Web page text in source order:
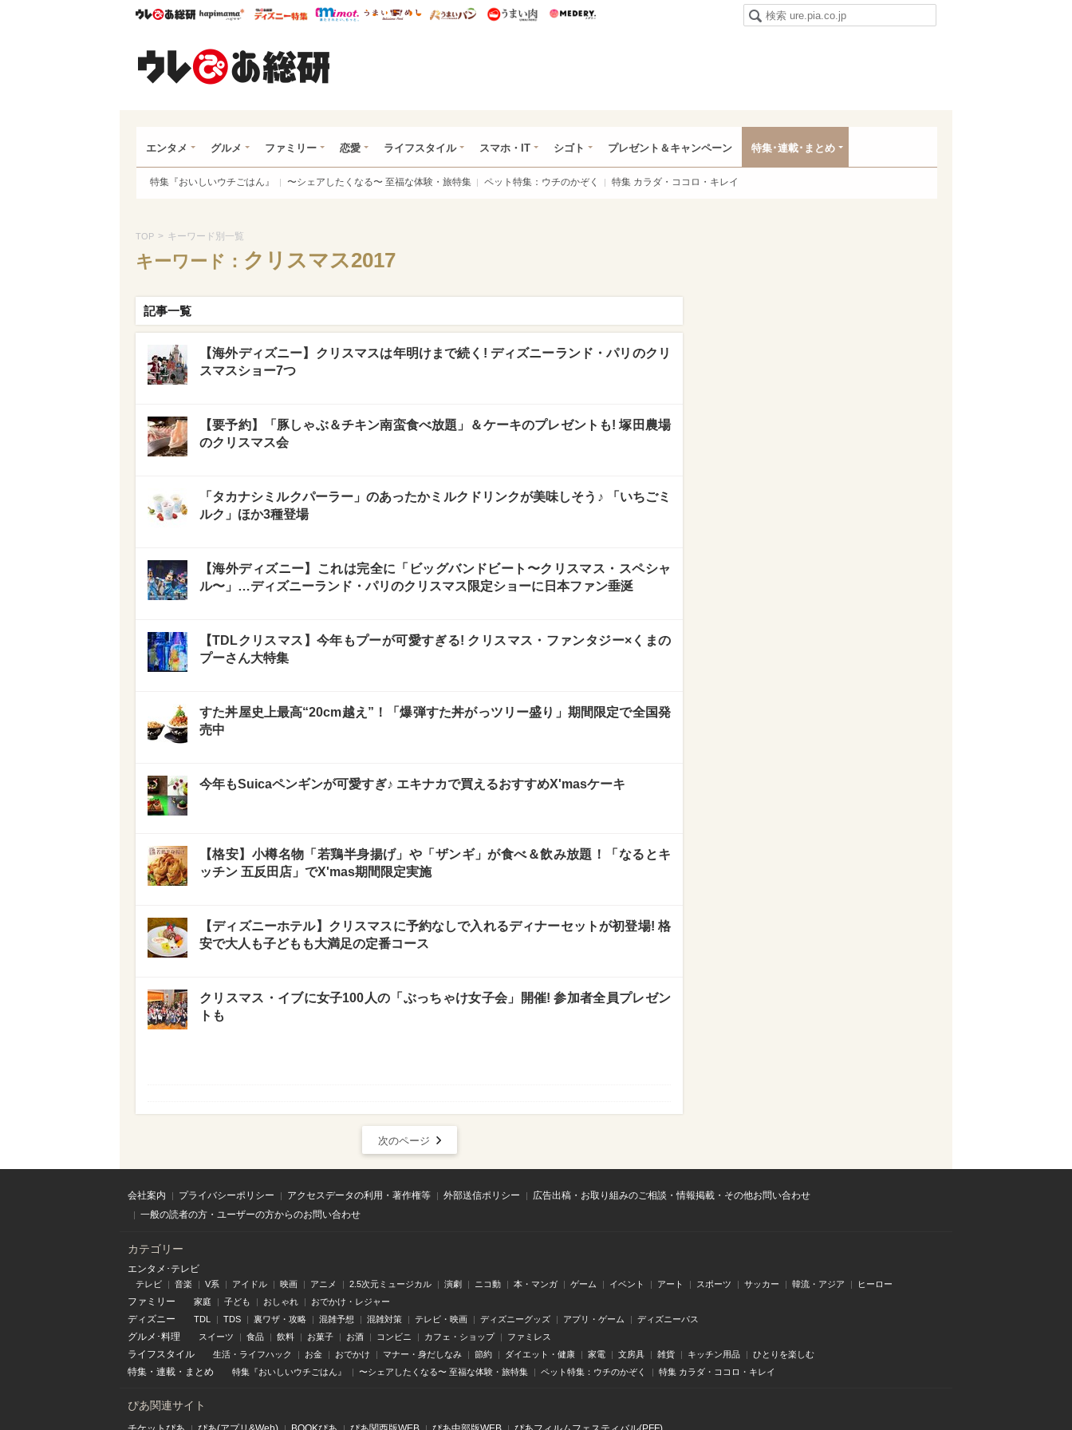
ウレぴあ総研ハピママ* ウレぴあ総研 ディズニー特集
mimot. うまいめし うまいパン うまい肉
エンタメ グルメ ファミリー 恋愛 ライフスタイル スマホ・IT シゴト プレゼント＆キャンペーン 特集･連載･まとめ
特集『おいしいウチごはん』 〜シェアしたくなる〜 至福な体験・旅特集 ペット特集：ウチのかぞく 特集 カラダ・ココロ・キレイ
TOP > キーワード別一覧
キーワード： クリスマス2017
記事一覧
【海外ディズニー】クリスマスは年明けまで続く! ディズニーランド・パリのクリ
スマスショー7つ
【要予約】「豚しゃぶ＆チキン南蛮食べ放題」＆ケーキのプレゼントも! 塚田農場
のクリスマス会
「タカナシミルクパーラー」のあったかミルクドリンクが美味しそう♪ 「いちごミ
ルク」ほか3種登場
【海外ディズニー】これは完全に「ビッグバンドビート〜クリスマス・スペシャ
ル〜」…ディズニーランド・パリのクリスマス限定ショーに日本ファン垂涎
【TDLクリスマス】今年もプーが可愛すぎる! クリスマス・ファンタジー×くまの
プーさん大特集
すた丼屋史上最高“20cm越え”！「爆弾すた丼がっツリー盛り」期間限定で全国発
売中
今年もSuicaペンギンが可愛すぎ♪ エキナカで買えるおすすめX'masケーキ
【格安】小樽名物「若鶏半身揚げ」や「ザンギ」が食べ＆飲み放題！「なるとキ
ッチン 五反田店」でX'mas期間限定実施
【ディズニーホテル】クリスマスに予約なしで入れるディナーセットが初登場! 格
安で大人も子どもも大満足の定番コース
クリスマス・イブに女子100人の「ぶっちゃけ女子会」開催! 参加者全員プレゼン
トも
次のページ
会社案内 プライバシーポリシー アクセスデータの利用・著作権等 外部送信ポリシー
広告出稿・お取り組みのご相談・情報掲載・その他お問い合わせ
一般の読者の方・ユーザーの方からのお問い合わせ
カテゴリー
エンタメ･テレビ
テレビ 音楽 V系 アイドル 映画 アニメ 2.5次元ミュージカル 演劇 ニコ動 本・マンガ ゲーム イベント アート スポーツ サッカー 韓流・アジア ヒーロー
ファミリー 家庭 子ども おしゃれ おでかけ・レジャー
ディズニー TDL TDS 裏ワザ・攻略 混雑予想 混雑対策 テレビ・映画 ディズニーグッズ アプリ・ゲーム ディズニーパス
グルメ･料理 スイーツ 食品 飲料 お菓子 お酒 コンビニ カフェ・ショップ ファミレス
ライフスタイル 生活・ライフハック お金 おでかけ マナー・身だしなみ 節約 ダイエット・健康 家電 文房具 雑貨 キッチン用品 ひとりを楽しむ
特集 ・ 連載 ・ まとめ 特集『おいしいウチごはん』 〜シェアしたくなる〜 至福な体験・旅特集 ペット特集：ウチのかぞく 特集 カラダ・ココロ・キレイ
ぴあ関連サイト